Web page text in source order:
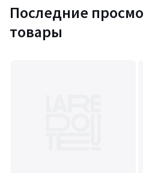
Последние
товары